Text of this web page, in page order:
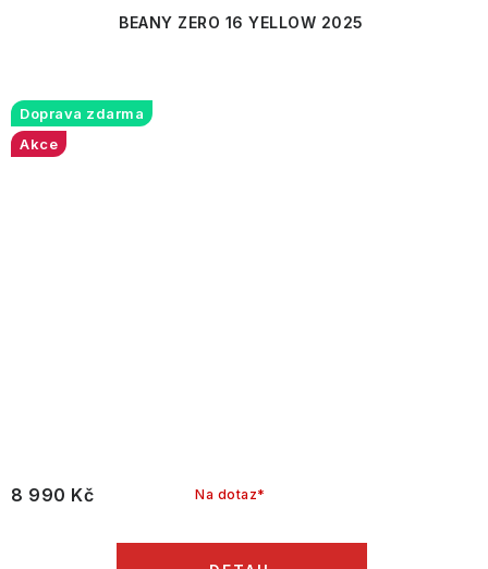
BEANY ZERO 16 YELLOW 2025
Doprava zdarma
Akce
Na dotaz*
8 990 Kč